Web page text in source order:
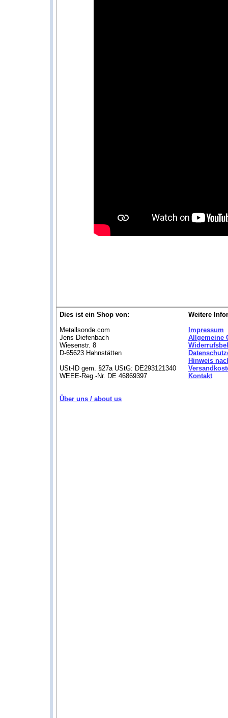
Dies ist ein Shop von:
Metallsonde.com
Jens Diefenbach
Wiesenstr. 8
D-65623 Hahnstätten
USt-ID gem. §27a UStG: DE293121340
WEEE-Reg.-Nr. DE 46869397
Über uns / about us
Weitere
Impressum
Allgemeine
Hinweis
Kontakt